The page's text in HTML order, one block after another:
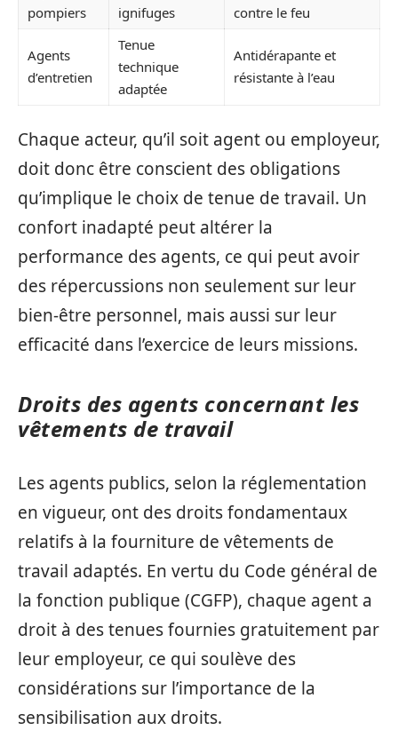
pompiers
ignifuges
contre le feu
Agents
d’entretien
Tenue
technique
adaptée
Antidérapante et
résistante à l’eau
Chaque acteur, qu’il soit agent ou employeur,
doit donc être conscient des obligations
qu’implique le choix de tenue de travail. Un
confort inadapté peut altérer la
performance des agents, ce qui peut avoir
des répercussions non seulement sur leur
bien-être personnel, mais aussi sur leur
efficacité dans l’exercice de leurs missions.
Droits des agents concernant les
vêtements de travail
Les agents publics, selon la réglementation
en vigueur, ont des droits fondamentaux
relatifs à la fourniture de vêtements de
travail adaptés. En vertu du Code général de
la fonction publique (CGFP), chaque agent a
droit à des tenues fournies gratuitement par
leur employeur, ce qui soulève des
considérations sur l’importance de la
sensibilisation aux droits.